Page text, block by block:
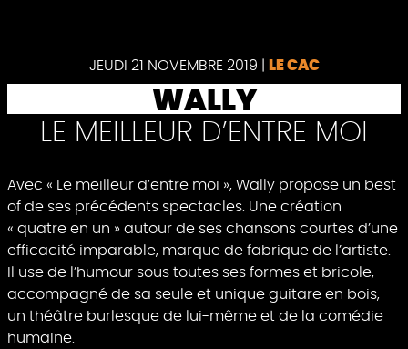
JEUDI 21 NOVEMBRE 2019 LE CAC
WALLY
LE MEILLEUR D’ENTRE MOI
Avec « Le meilleur d’entre moi », Wally propose un best
of de ses précédents spectacles. Une création
« quatre en un » autour de ses chansons courtes d’une
efficacité imparable, marque de fabrique de l’artiste.
Il use de l’humour sous toutes ses formes et bricole,
accompagné de sa seule et unique guitare en bois,
un théâtre burlesque de lui-même et de la comédie
humaine.